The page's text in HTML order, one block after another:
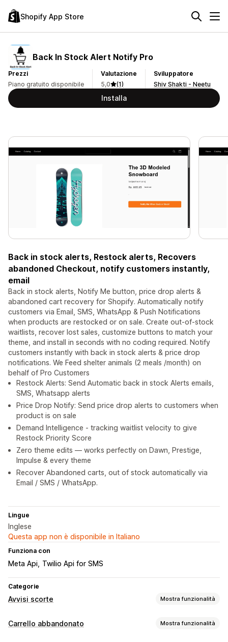
Shopify App Store
Back In Stock Alert Notify Pro
Prezzi
Piano gratuito disponibile
Valutazione
5,0
(1)
Sviluppatore
Shiv Shakti - Neetu
Installa
Back in stock alerts, Restock alerts, Recovers
abandoned Checkout, notify customers instantly,
email
Back in stock alerts, Notify Me button, price drop alerts &
abandoned cart recovery for Shopify. Automatically notify
customers via Email, SMS, WhatsApp & Push Notifications
when products are restocked or on sale. Create out-of-stock
waitlists, recover lost sales, customize buttons to match your
theme, and install in seconds with no coding required. Notify
customers instantly with back in stock alerts & price drop
notifications. We Feed shelter animals (2 meals /month) on
behalf of Pro Customers
Restock Alerts: Send Automatic back in stock Alerts emails,
SMS, Whatsapp alerts
Price Drop Notify: Send price drop alerts to customers when
product is on sale
Demand Intelligence - tracking waitlist velocity to give
Restock Priority Score
Zero theme edits — works perfectly on Dawn, Prestige,
Impulse & every theme
Recover Abandoned carts, out of stock automatically via
Email / SMS / WhatsApp.
Lingue
Inglese
Questa app non è disponibile in Italiano
Funziona con
Meta Api Twilio Api for SMS
Categorie
Avvisi scorte Mostra funzionalità
Notifiche
Carrello abbandonato Mostra funzionalità